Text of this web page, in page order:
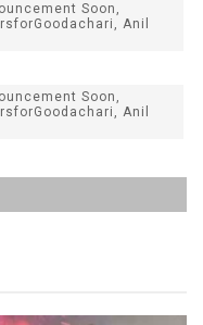
Soon,
Anil
Soon,
Anil